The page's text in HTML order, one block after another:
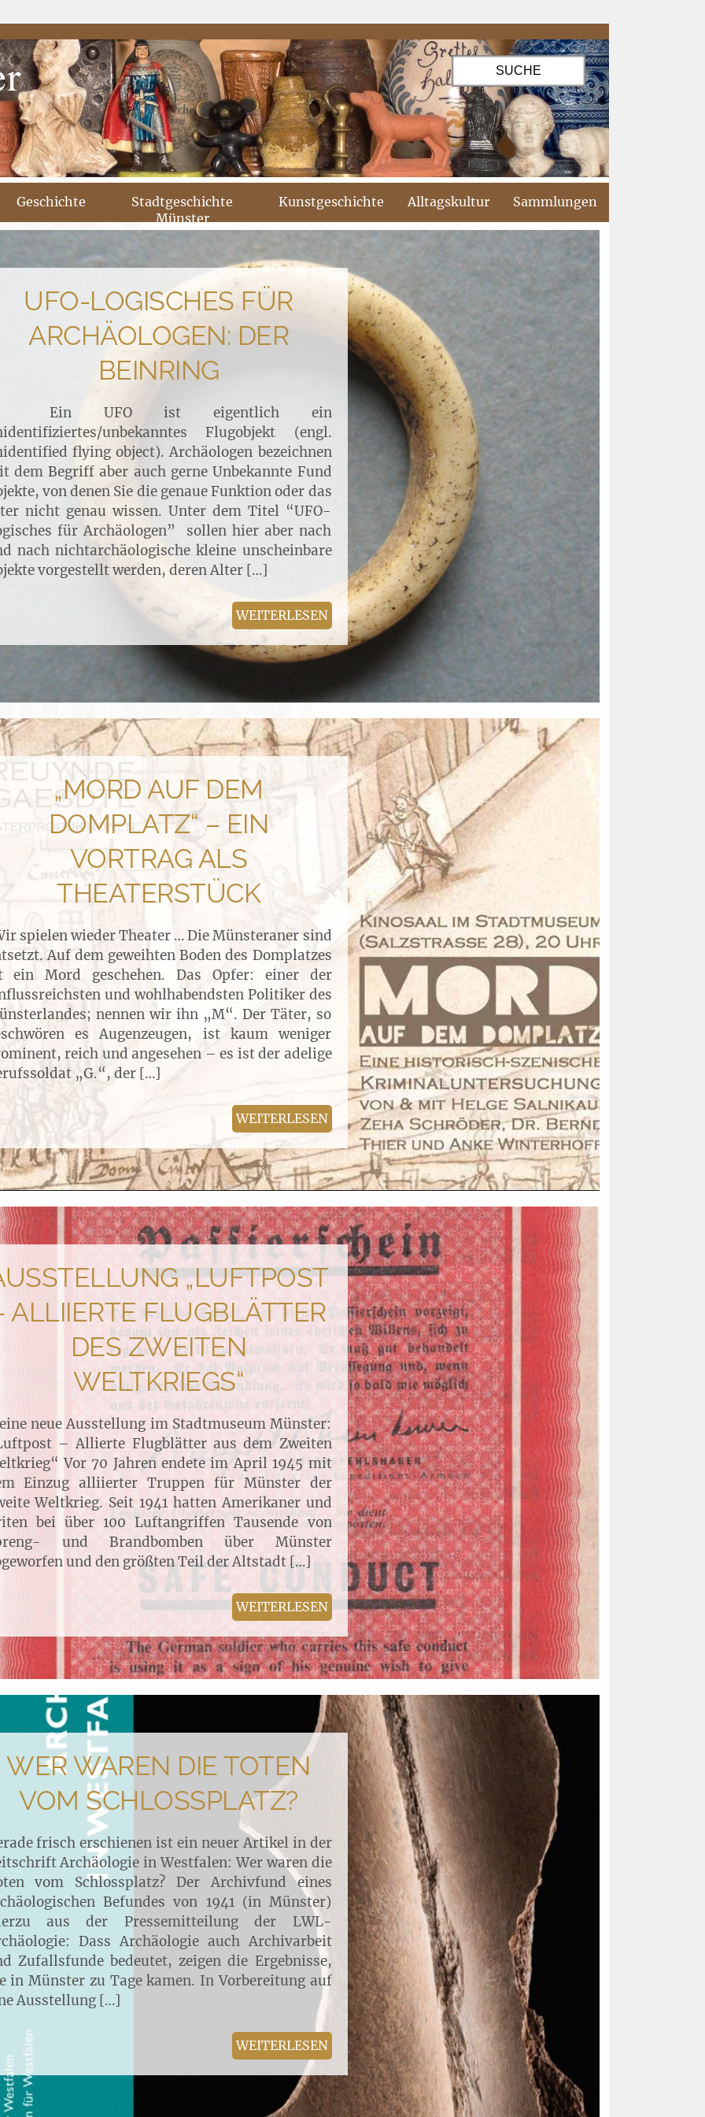
Geschichte
Stadtgeschichte
Münster
Kunstgeschichte Alltagskultur Sammlungen
UFO-LOGISCHES FÜR
ARCHÄOLOGEN: DER
BEINRING
UFO ist eigentlich ein
unbekanntes Flugobjekt (engl.
flying object). Archäologen bezeichnen
dem Begriff aber auch gerne Unbekannte Fund
von denen Sie die genaue Funktion oder das
nicht genau wissen. Unter dem Titel “UFO-
für Archäologen” sollen hier aber nach
nach nichtarchäologische kleine unscheinbare
vorgestellt werden, deren Alter […]
WEITERLESEN
„MORD AUF DEM
DOMPLATZ“ – EIN
VORTRAG ALS
THEATERSTÜCK
spielen wieder Theater … Die Münsteraner sind
Auf dem geweihten Boden des Domplatzes
ein Mord geschehen. Das Opfer: einer der
und wohlhabendsten Politiker des
nennen wir ihn „M“. Der Täter, so
es Augenzeugen, ist kaum weniger
reich und angesehen – es ist der adelige
„G.“, der […]
WEITERLESEN
„LUFTPOST
ALLIIERTE FLUGBLÄTTER
DES ZWEITEN
WELTKRIEGS“
neue Ausstellung im Stadtmuseum Münster:
– Allierte Flugblätter aus dem Zweiten
Vor 70 Jahren endete im April 1945 mit
Einzug alliierter Truppen für Münster der
Weltkrieg. Seit 1941 hatten Amerikaner und
bei über 100 Luftangriffen Tausende von
und Brandbomben über Münster
und den größten Teil der Altstadt […]
WEITERLESEN
WER WAREN DIE TOTEN
VOM SCHLOSSPLATZ?
frisch erschienen ist ein neuer Artikel in der
Archäologie in Westfalen: Wer waren die
vom Schlossplatz? Der Archivfund eines
Befundes von 1941 (in Münster)
aus der Pressemitteilung der LWL-
Dass Archäologie auch Archivarbeit
Zufallsfunde bedeutet, zeigen die Ergebnisse,
in Münster zu Tage kamen. In Vorbereitung auf
Ausstellung […]
WEITERLESEN